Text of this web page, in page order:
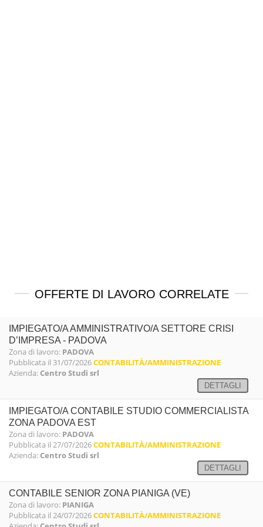
OFFERTE DI LAVORO CORRELATE
IMPIEGATO/A AMMINISTRATIVO/A SETTORE CRISI
D’IMPRESA - PADOVA
Zona di lavoro: PADOVA
Pubblicata il 31/07/2026CONTABILITÀ/AMMINISTRAZIONE
Azienda: Centro Studi srl
DETTAGLI
IMPIEGATO/A CONTABILE STUDIO COMMERCIALISTA
ZONA PADOVA EST
Zona di lavoro: PADOVA
Pubblicata il 27/07/2026CONTABILITÀ/AMMINISTRAZIONE
Azienda: Centro Studi srl
DETTAGLI
CONTABILE SENIOR ZONA PIANIGA (VE)
Zona di lavoro: PIANIGA
Pubblicata il 24/07/2026CONTABILITÀ/AMMINISTRAZIONE